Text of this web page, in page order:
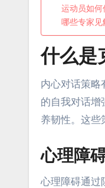
运动员如何
哪些专家见
什么是
内心对话策略
的自我对话增
养韧性。这些
心理障
心理障碍通过